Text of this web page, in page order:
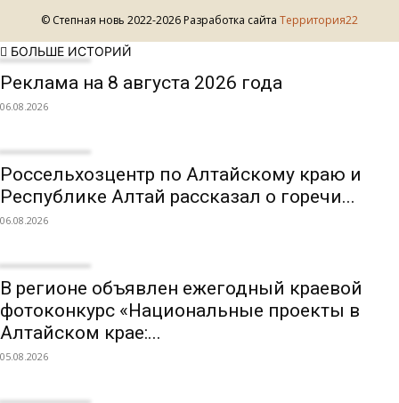
© Степная новь 2022-2026 Разработка сайта Территория22
БОЛЬШЕ ИСТОРИЙ
Реклама на 8 августа 2026 года
06.08.2026
Россельхозцентр по Алтайскому краю и
Республике Алтай рассказал о горечи...
06.08.2026
В регионе объявлен ежегодный краевой
фотоконкурс «Национальные проекты в
Алтайском крае:...
05.08.2026